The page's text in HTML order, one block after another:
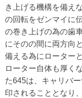
き上げる機構を備え
の回転をゼンマイに
の巻き上げの為の歯
にそのの間に両方向
備える為にローター
ローター自体も厚く
た645は、キャリバ
印されることとなり